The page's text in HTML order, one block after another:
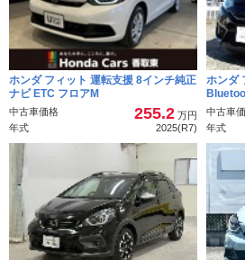
ホンダ フィット 運転支援 8インチ純正
ナビ ETC フロアM
中古車価格 255.2 万円
年式
2025(R7)
ホンダ
中古車
年式